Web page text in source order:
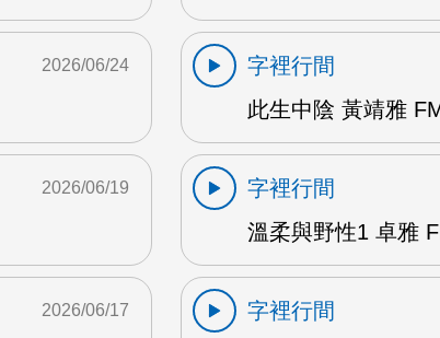
2026/06/24
字裡行間
此生中陰 黃靖雅
2026/06/19
字裡行間
溫柔與野性1 卓雅
2026/06/17
字裡行間